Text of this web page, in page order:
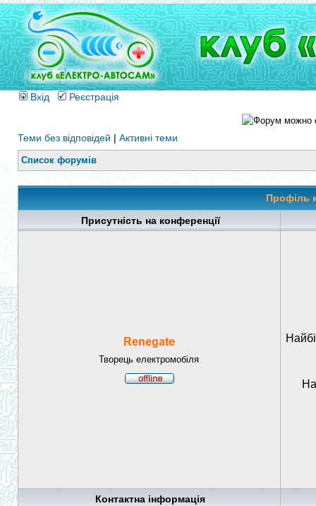
Вхід Реєстрація
Теми без відповідей | Активні теми
Список форумів
Профіль
Присутність на конференції
Renegate
Творець електромобіля
Контактна інформація